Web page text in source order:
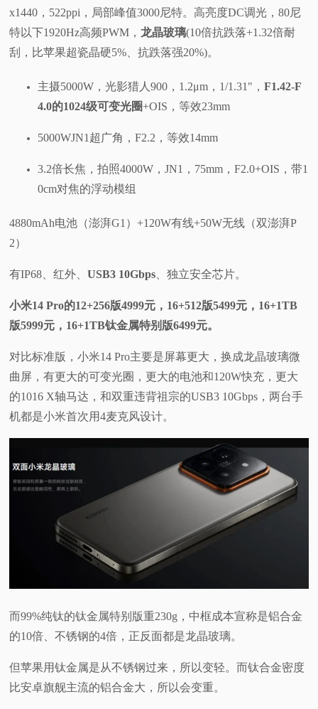
x1440，522ppi，局部峰值3000尼特。高亮度DC调光，80尼
特以下1920Hz高频PWM，龙晶玻璃(10倍抗跌落+1.32倍耐
刮，比苹果超瓷晶硬5%、抗跌落强20%)。
主摄5000W，光影猎人900，1.2μm，1/1.31"，F1.42-F
4.0的1024级可变光圈+OIS，等效23mm
5000WJN1超广角，F2.2，等效14mm
3.2倍长焦，拍照4000W，JN1，75mm，F2.0+OIS，带1
0cm对焦的浮动模组
4880mAh电池（澎湃G1）+120W有线+50W无线（双澎湃P
2）
有IP68、红外、USB3 10Gbps、独立安全芯片。
小米14 Pro的12+256版4999元，16+512版5499元，16+1TB
版5999元，16+1TB钛金属特别版6499元。
对比标准版，小米14 Pro主要是屏幕更大，换成龙晶玻璃微
曲屏，有更大的可变光圈，更大的电池和120W快充，更大
的1016 X轴马达，和双重违背祖宗的USB3 10Gbps，两台手
机都是小米首次用4麦克风设计。
而99%纯钛的钛金属特别版重230g，中框成本宣称是铝合金
的10倍、不锈钢的4倍，正反面都是龙晶玻璃。
但苹果用钛金属是从不锈钢过来，所以变轻。而钛合金密度
比安卓旗舰主流的铝合金大，所以会变重。